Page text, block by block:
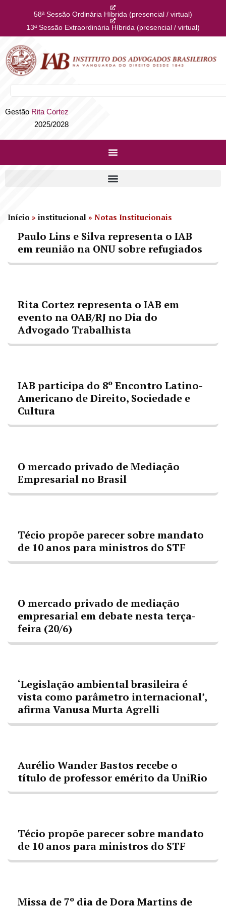
58ª Sessão Ordinária Híbrida (presencial / virtual)
13ª Sessão Extraordinária Híbrida (presencial / virtual)
Gestão Rita Cortez
2025/2028
Início » institucional » Notas Institucionais
Paulo Lins e Silva representa o IAB
em reunião na ONU sobre refugiados
Rita Cortez representa o IAB em
evento na OAB/RJ no Dia do
Advogado Trabalhista
IAB participa do 8º Encontro Latino-
Americano de Direito, Sociedade e
Cultura
O mercado privado de Mediação
Empresarial no Brasil
Técio propõe parecer sobre mandato
de 10 anos para ministros do STF
O mercado privado de mediação
empresarial em debate nesta terça-
feira (20/6)
‘Legislação ambiental brasileira é
vista como parâmetro internacional’,
afirma Vanusa Murta Agrelli
Aurélio Wander Bastos recebe o
título de professor emérito da UniRio
Técio propõe parecer sobre mandato
de 10 anos para ministros do STF
Missa de 7º dia de Dora Martins de